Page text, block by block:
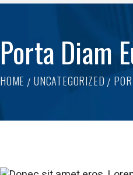
Porta Diam
HOME UNCATEGORIZED